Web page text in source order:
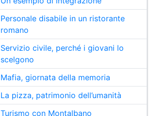
Personale disabile in un ristorante
romano
Servizio civile, perché i giovani lo
scelgono
Mafia, giornata della memoria
La pizza, patrimonio dell’umanità
Turismo con Montalbano